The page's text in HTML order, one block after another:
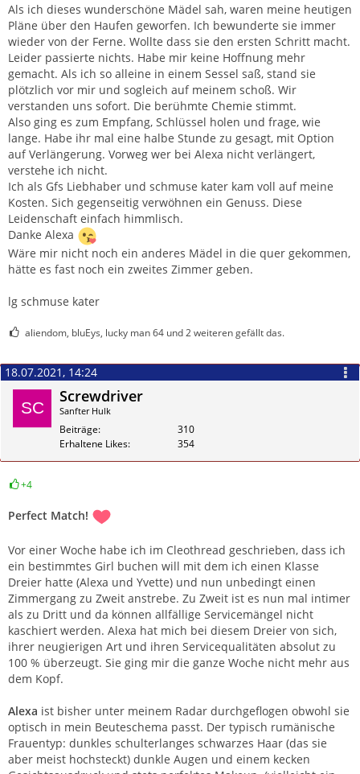
Als ich dieses wunderschöne Mädel sah, waren meine heutigen
Pläne über den Haufen geworfen. Ich bewunderte sie immer
wieder von der Ferne. Wollte dass sie den ersten Schritt macht.
Leider passierte nichts. Habe mir keine Hoffnung mehr
gemacht. Als ich so alleine in einem Sessel saß, stand sie
plötzlich vor mir und sogleich auf meinem schoß. Wir
verstanden uns sofort. Die berühmte Chemie stimmt.
Also ging es zum Empfang, Schlüssel holen und frage, wie
lange. Habe ihr mal eine halbe Stunde zu gesagt, mit Option
auf Verlängerung. Vorweg wer bei Alexa nicht verlängert,
verstehe ich nicht.
Ich als Gfs Liebhaber und schmuse kater kam voll auf meine
Kosten. Sich gegenseitig verwöhnen ein Genuss. Diese
Leidenschaft einfach himmlisch.
Danke Alexa
Wäre mir nicht noch ein anderes Mädel in die quer gekommen,
hätte es fast noch ein zweites Zimmer geben.
lg schmuse kater
aliendom, bluEys, lucky man 64 und 2 weiteren gefällt das.
18.07.2021, 14:24
Screwdriver
Sanfter Hulk
Beiträge
310
Erhaltene Likes
354
+4
Perfect Match!
Vor einer Woche habe ich im Cleothread geschrieben, dass ich
ein bestimmtes Girl buchen will mit dem ich einen Klasse
Dreier hatte (Alexa und Yvette) und nun unbedingt einen
Zimmergang zu Zweit anstrebe. Zu Zweit ist es nun mal intimer
als zu Dritt und da können allfällige Servicemängel nicht
kaschiert werden. Alexa hat mich bei diesem Dreier von sich,
ihrer neugierigen Art und ihren Servicequalitäten absolut zu
100 % überzeugt. Sie ging mir die ganze Woche nicht mehr aus
dem Kopf.
Alexa ist bisher unter meinem Radar durchgeflogen obwohl sie
optisch in mein Beuteschema passt. Der typisch rumänische
Frauentyp: dunkles schulterlanges schwarzes Haar (das sie
aber meist hochsteckt) dunkle Augen und einem kecken